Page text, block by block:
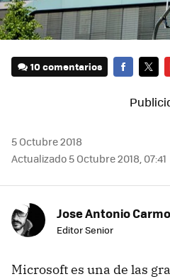
10 comentarios
5 Octubre 2018
Actualizado 5 Octubre 2018, 07:41
Jose Antonio
Editor Senior
Microsoft es una de las